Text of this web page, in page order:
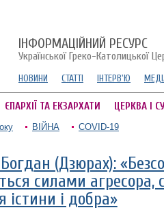
ІНФОРМАЦІЙНИЙ РЕСУРС
Української Греко-Католицької
НОВИНИ СТАТТІ ІНТЕРВ'Ю
ЄПАРХІЇ ТА ЕКЗАРХАТИ ЦЕРКВА І
ВІЙНА COVID-19
(Дзюрах):
силами агресора,
істини і добра»